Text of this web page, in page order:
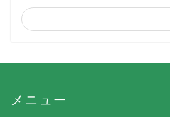
メニュー